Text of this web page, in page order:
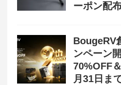
ーポン配
BougeRV
ンペーン
70%OFF
月31日ま